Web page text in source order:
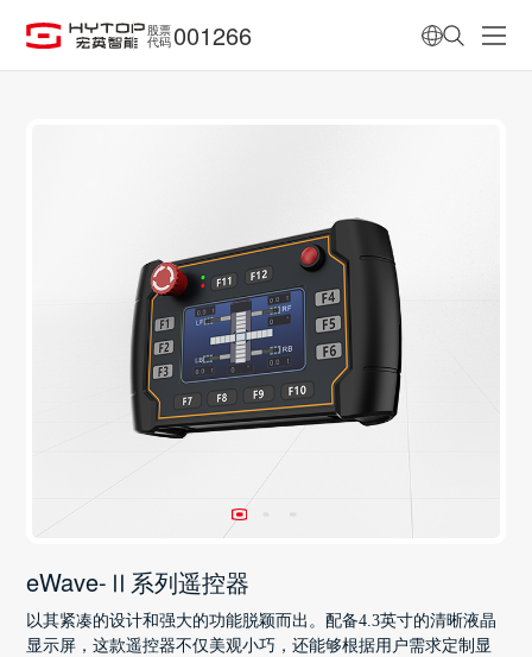
股票
代码 001266
eWave-Ⅱ系列遥控器
以其紧凑的设计和强大的功能脱颖而出。配备4.3英寸的清晰液晶
显示屏，这款遥控器不仅美观小巧，还能够根据用户需求定制显